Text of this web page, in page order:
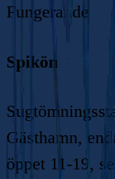
Fungerande
Spikön
Gästhamn,
öppet 11-19,